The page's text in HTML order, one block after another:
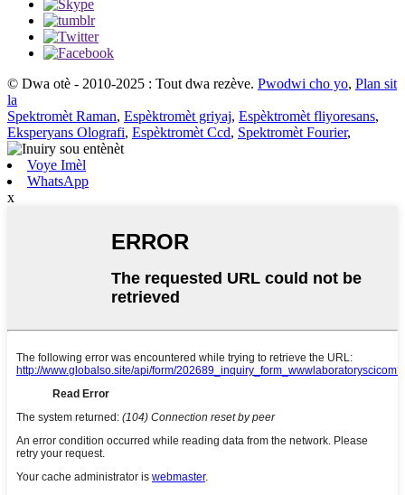
© Dwa otè - 2010-2025 : Tout dwa rezève. Pwodwi cho yo, Plan sit
la
Spektromèt Raman, Espèktromèt griyaj, Espèktromèt fliyoresans,
Eksperyans Olografi, Espèktromèt Ccd, Spektromèt Fourier,
Voye Imèl
WhatsApp
x